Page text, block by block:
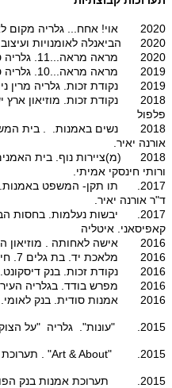
2020 אוי! אחח... גלריה מקום לאמנות. אוצר: יאיר ברק.
2020 הביאנלה לאומנויות ועיצוב תל אביב. מוזיאון ארץ ישראל.
2020 מראה מראה...11. גלריה טובה אוסמן. אוצרת: טובה אוסמן.
2019 מראה מראה...10. גלריה טובה אוסמן. אוצרת: טובה אוסמן.
2019 נקודת זכות. גלריה מרין ניו יורק. אוצרות: שולמית נוס, ורה פלפול
2018 נקודת זכות. מוזיאון
פלפול
2018 נשים באמנות. . בית
אורנה יאיר.
2018 (מ)ציירות נוף. בית
ורותי חינסקי אמיתי.
2017. תו תקן- המשפט
ד"ר אורנה יאיר.
קאפיסאני. איטליה
2016 אישה לאחותה . מוזיאון הרצל לילינבלום. אוצרת: שולמית נוס.
2016 מלאכת יד. בת גלים 7. חיפה. אוצרת: שירלי משולם.
2016 נקודת זכות. בנק דיסקונט. אוצרות: שולמית נוס, ורה פלפול.
2016 מפרש בודד. בגלריה העירונית. גבעתיים.
2016 אמנות סודית. בנק לאומי. תל אביב.
2015. "עונות". גלריה "על הצוק" נתניה
2015. "Art & About" . תערוכת אמנות ישראלית. פרנקפורט. גרמניה
2015. תערוכת אמנות בנק הפועלים. תל אביב.